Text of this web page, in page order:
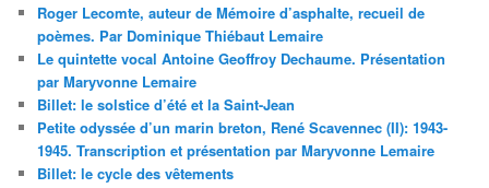
Roger Lecomte, auteur de Mémoire d’asphalte, recueil de
poèmes. Par Dominique Thiébaut Lemaire
Le quintette vocal Antoine Geoffroy Dechaume. Présentation
par Maryvonne Lemaire
Billet: le solstice d’été et la Saint-Jean
Petite odyssée d’un marin breton, René Scavennec (II): 1943-
1945. Transcription et présentation par Maryvonne Lemaire
Billet: le cycle des vêtements